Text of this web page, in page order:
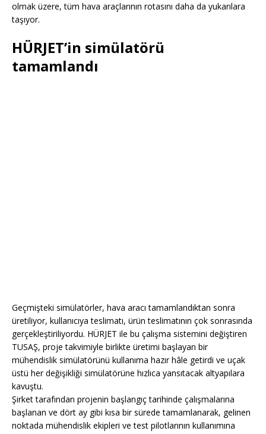
olmak üzere, tüm hava araçlarının rotasını daha da yukarılara
taşıyor.
HÜRJET’in simülatörü
tamamlandı
Geçmişteki simülatörler, hava aracı tamamlandıktan sonra
üretiliyor, kullanıcıya teslimatı, ürün teslimatının çok sonrasında
gerçekleştiriliyordu. HÜRJET ile bu çalışma sistemini değiştiren
TUSAŞ, proje takvimiyle birlikte üretimi başlayan bir
mühendislik simülatörünü kullanıma hazır hâle getirdi ve uçak
üstü her değişikliği simülatörüne hızlıca yansıtacak altyapılara
kavuştu.
Şirket tarafından projenin başlangıç tarihinde çalışmalarına
başlanan ve dört ay gibi kısa bir sürede tamamlanarak, gelinen
noktada mühendislik ekipleri ve test pilotlarının kullanımına